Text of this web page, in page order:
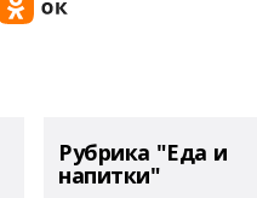
Рубрика "Еда и
напитки"